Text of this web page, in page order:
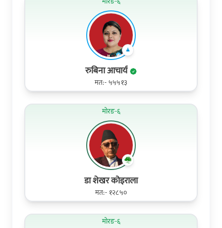
रुबिना आचार्य
मत:- ५५५१३
मोरङ-६
डा शेखर कोइराला
मत:- १२८५०
मोरङ-६